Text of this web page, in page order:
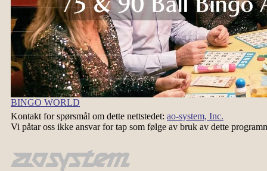
BINGO WORLD
Kontakt for spørsmål om dette nettstedet: ao-system, Inc.
Vi påtar oss ikke ansvar for tap som følge av bruk av dette